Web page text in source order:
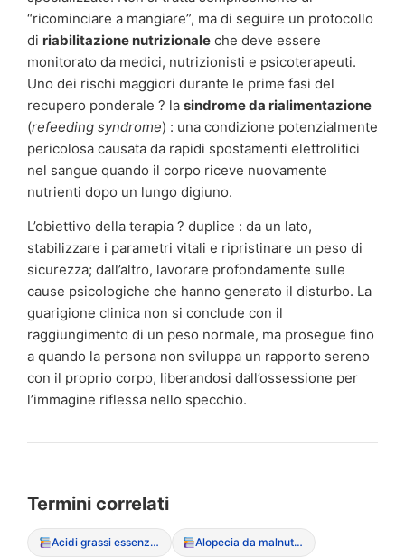
“ricominciare a mangiare”, ma di seguire un protocollo
di riabilitazione nutrizionale che deve essere
monitorato da medici, nutrizionisti e psicoterapeuti.
Uno dei rischi maggiori durante le prime fasi del
recupero ponderale ? la sindrome da rialimentazione
(refeeding syndrome) : una condizione potenzialmente
pericolosa causata da rapidi spostamenti elettrolitici
nel sangue quando il corpo riceve nuovamente
nutrienti dopo un lungo digiuno.
L’obiettivo della terapia ? duplice : da un lato,
stabilizzare i parametri vitali e ripristinare un peso di
sicurezza; dall’altro, lavorare profondamente sulle
cause psicologiche che hanno generato il disturbo. La
guarigione clinica non si conclude con il
raggiungimento di un peso normale, ma prosegue fino
a quando la persona non sviluppa un rapporto sereno
con il proprio corpo, liberandosi dall’ossessione per
l’immagine riflessa nello specchio.
Termini correlati
Acidi grassi essenziali Alopecia da malnutrizione